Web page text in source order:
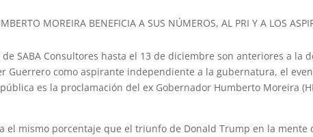
MOREIRA BENEFICIA A SUS NÚMEROS, AL PRI Y A LOS
SABA Consultores hasta el 13 de diciembre son anteriores a la
Guerrero como aspirante independiente a la gubernatura, el
es la proclamación del ex Gobernador Humberto Moreira
el mismo porcentaje que el triunfo de Donald Trump en la mente